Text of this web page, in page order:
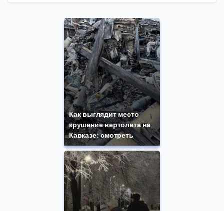
Как выглядит место
крушение вертолета на
Кавказе: смотреть